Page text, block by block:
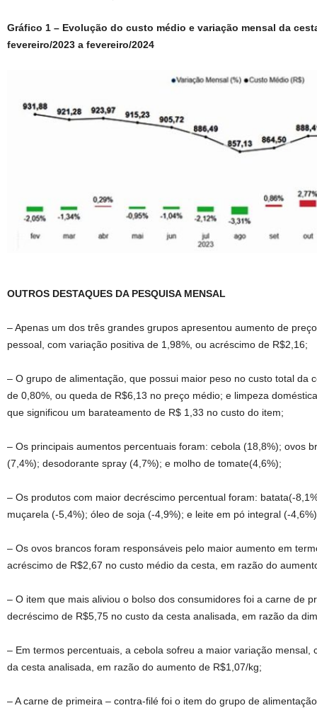
Gráfico 1 – Evolução do custo médio e variação mensal da
fevereiro/2023 a fevereiro/2024
OUTROS DESTAQUES DA PESQUISA MENSAL
– Apenas um dos três grandes grupos apresentou aumento de
pessoal, com variação positiva de 1,98%, ou acréscimo de R$2,16;
– O grupo de alimentação, que possui maior peso no custo total da
de 0,80%, ou queda de R$6,13 no preço médio; e limpeza
que significou um barateamento de R$ 1,33 no custo do item;
– Os principais aumentos percentuais foram: cebola (18,8%); ovos
(7,4%); desodorante spray (4,7%); e molho de tomate(4,6%);
– Os produtos com maior decréscimo percentual foram: batata(-
muçarela (-5,4%); óleo de soja (-4,9%); e leite em pó integral (-
– Os ovos brancos foram responsáveis pelo maior aumento em
acréscimo de R$2,67 no custo médio da cesta, em razão do
– O item que mais aliviou o bolso dos consumidores foi a carne de
decréscimo de R$5,75 no custo da cesta analisada, em razão da
– Em termos percentuais, a cebola sofreu a maior variação mensal,
da cesta analisada, em razão do aumento de R$1,07/kg;
– A carne de primeira – contra-filé foi o item do grupo de